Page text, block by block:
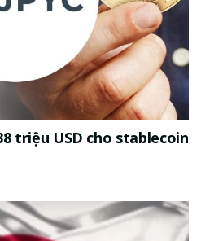
triệu USD cho stablecoin